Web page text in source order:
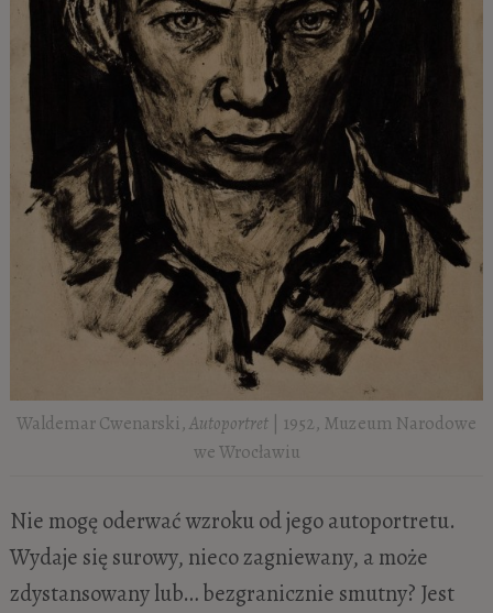
Waldemar Cwenarski,Autoportret | 1952, Muzeum Narodowe
we Wrocławiu
Nie mogę oderwać wzroku od jego autoportretu.
Wydaje się surowy, nieco zagniewany, a może
zdystansowany lub… bezgranicznie smutny? Jest